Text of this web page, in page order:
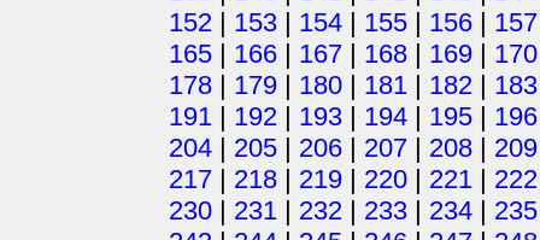
152 | 153 | 154 | 155 | 156 | 157
165 | 166 | 167 | 168 | 169 | 170
178 | 179 | 180 | 181 | 182 | 183
191 | 192 | 193 | 194 | 195 | 196
204 | 205 | 206 | 207 | 208 | 209
217 | 218 | 219 | 220 | 221 | 222
230 | 231 | 232 | 233 | 234 | 235